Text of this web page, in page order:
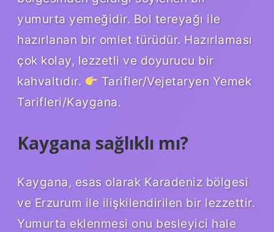
yumurta yemeğidir. Bol tereyağı ile
hazırlanan bir omlet türüdür. Hazırlaması
çok kolay, lezzetli ve doyurucu bir
kahvaltıdır.
Tarifler/Vejetaryen Yemek
Tarifleri/Kaygana.
Kaygana sağlıklı mı?
Kaygana, esas olarak Karadeniz bölgesi
ve Erzurum ile ilişkilendirilen bir lezzettir.
Yumurta eklenmesi onu besleyici hale